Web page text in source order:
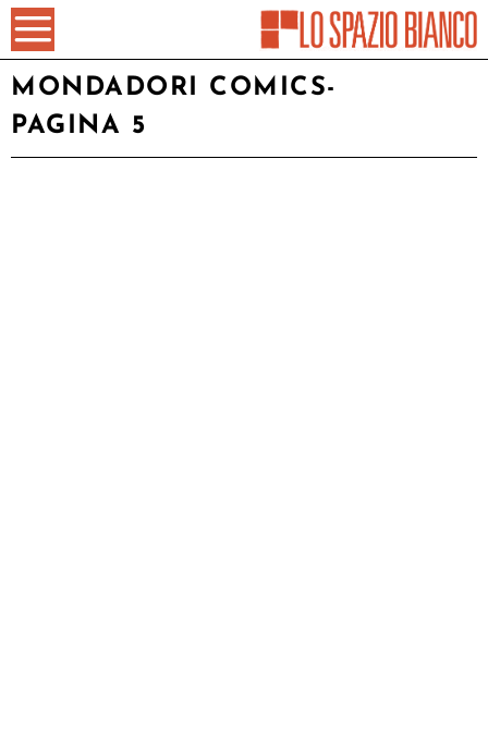
MONDADORI COMICS-
PAGINA 5